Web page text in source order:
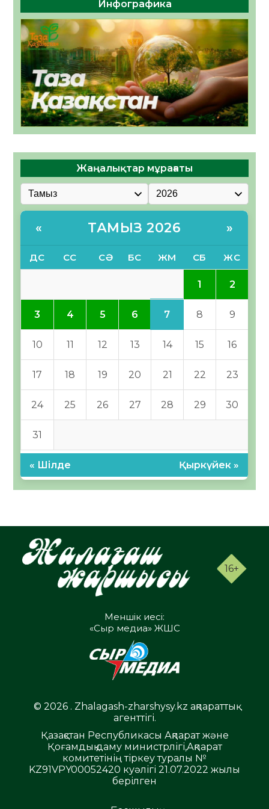
Инфографика
Жаңалықтар мұрағаты
« ТАМЫЗ 2026 »
ДС СС СӘ БС ЖМ СБ ЖС
1 2
3 4 5 6 7 8 9
10 11 12 13 14 15 16
17 18 19 20 21 22 23
24 25 26 27 28 29 30
31
« Шілде Қыркүйек »
16+
Меншік иесі:
«Сыр медиа» ЖШС
© 2026 . Zhalagash-zharshysy.kz ақпараттық
агенттігі.
Қазақстан Республикасы Ақпарат және
Қоғамдық даму министрлігі,Ақпарат
комитетінің тіркеу туралы №
KZ91VPY00052420 куәлігі 21.07.2022 жылы
берілген